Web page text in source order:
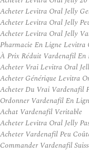
Acheter Levitra Oral Jelly
Acheter Levitra Oral Jelly
Acheter Levitra Oral Jelly
Pharmacie En Ligne Levitra
À Prix Réduit Vardenafil En
Acheter Vrai Levitra Oral
Acheter Générique Levitra
Acheter Du Vrai Vardenafil
Ordonner Vardenafil En
Achat Vardenafil Veritable
Acheter Levitra Oral Jelly
Acheter Vardenafil Peu
Commander Vardenafil